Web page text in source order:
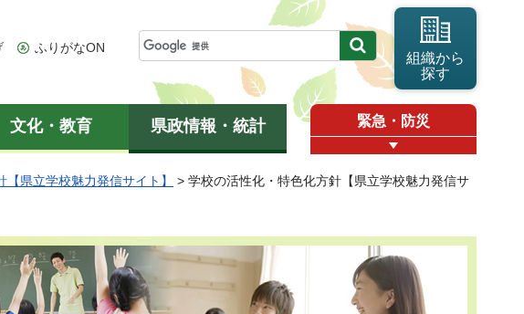
ふりがなON
組織から
探す
文化・教育 県政情報・統計 緊急・防災
県立学校魅力発信サイト】
> 学校の活性化・特色化方針【県立学校魅力発信サ